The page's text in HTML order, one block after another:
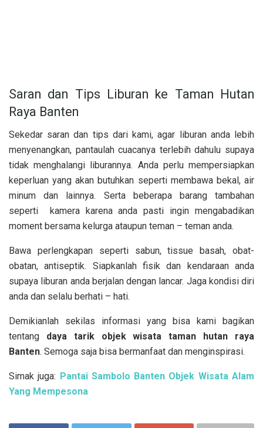
Saran dan Tips Liburan ke Taman Hutan
Raya Banten
Sekedar saran dan tips dari kami, agar liburan anda lebih
menyenangkan, pantaulah cuacanya terlebih dahulu supaya
tidak menghalangi liburannya. Anda perlu mempersiapkan
keperluan yang akan butuhkan seperti membawa bekal, air
minum dan lainnya. Serta beberapa barang tambahan
seperti kamera karena anda pasti ingin mengabadikan
moment bersama kelurga ataupun teman – teman anda.
Bawa perlengkapan seperti sabun, tissue basah, obat-
obatan, antiseptik. Siapkanlah fisik dan kendaraan anda
supaya liburan anda berjalan dengan lancar. Jaga kondisi diri
anda dan selalu berhati – hati.
Demikianlah sekilas informasi yang bisa kami bagikan
tentang daya tarik objek wisata taman hutan raya
Banten. Semoga saja bisa bermanfaat dan menginspirasi.
Simak juga: Pantai Sambolo Banten Objek Wisata Alam
Yang Mempesona